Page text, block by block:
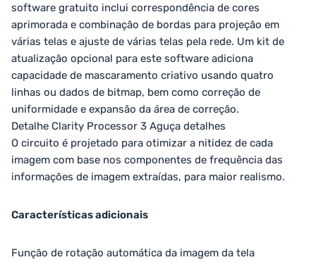
software gratuito inclui correspondência de cores
aprimorada e combinação de bordas para projeção em
várias telas e ajuste de várias telas pela rede. Um kit de
atualização opcional para este software adiciona
capacidade de mascaramento criativo usando quatro
linhas ou dados de bitmap, bem como correção de
uniformidade e expansão da área de correção.
Detalhe Clarity Processor 3 Aguça detalhes
O circuito é projetado para otimizar a nitidez de cada
imagem com base nos componentes de frequência das
informações de imagem extraídas, para maior realismo.
Características adicionais
Função de rotação automática da imagem da tela